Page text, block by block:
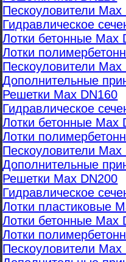
Пескоуловители Max
Гидравлическое
Лотки бетонные Max
Лотки
Пескоуловители Max
Дополнительные
Решетки Max DN160
Гидравлическое
Лотки бетонные Max
Лотки
Пескоуловители Max
Дополнительные
Решетки Max DN200
Гидравлическое
Лотки пластиковые
Лотки бетонные Max
Лотки
Пескоуловители Max